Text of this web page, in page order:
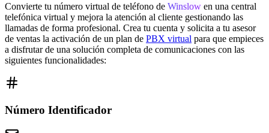
Convierte tu número virtual de teléfono de Winslow en una central
telefónica virtual y mejora la atención al cliente gestionando las
llamadas de forma profesional. Crea tu cuenta y solicita a tu asesor
de ventas la activación de un plan de PBX virtual para que empieces
a disfrutar de una solución completa de comunicaciones con las
siguientes funcionalidades:
Número Identificador